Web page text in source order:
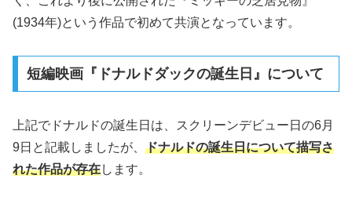
(1934年)という作品で初めて共演となっています。
短編映画『ドナルドダックの誕生日』について
上記でドナルドの誕生日は、スクリーンデビュー日の6月
9日と記載しましたが、 ドナルドの誕生日について描写さ
れた作品が存在します。